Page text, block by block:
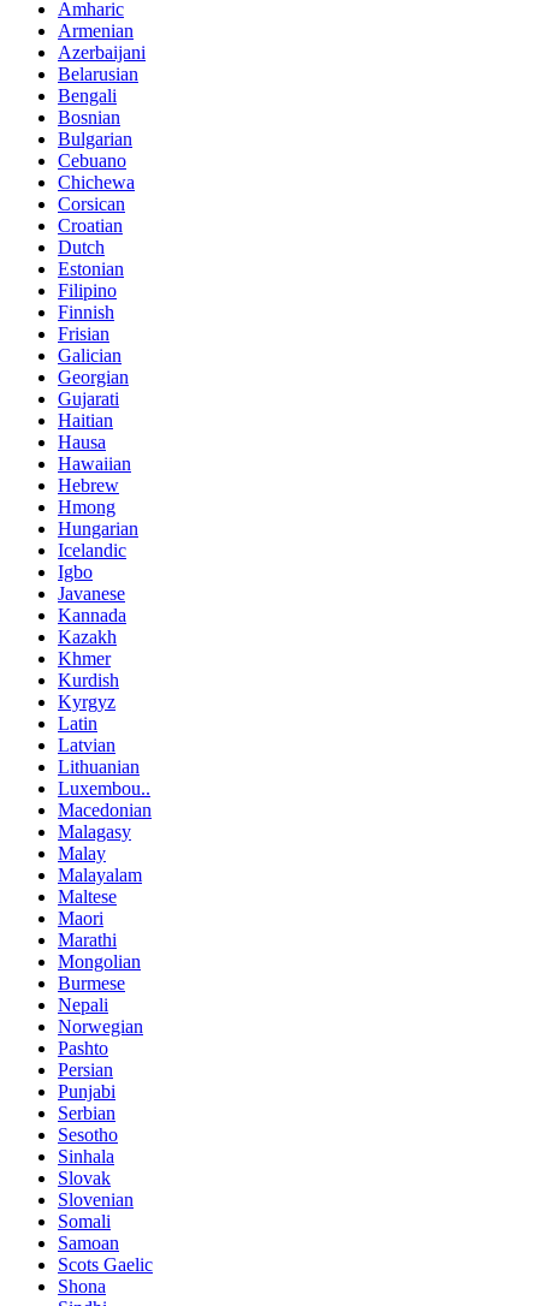
Amharic
Armenian
Azerbaijani
Belarusian
Bengali
Bosnian
Bulgarian
Cebuano
Chichewa
Corsican
Croatian
Dutch
Estonian
Filipino
Finnish
Frisian
Galician
Georgian
Gujarati
Haitian
Hausa
Hawaiian
Hebrew
Hmong
Hungarian
Icelandic
Igbo
Javanese
Kannada
Kazakh
Khmer
Kurdish
Kyrgyz
Latin
Latvian
Lithuanian
Luxembou..
Macedonian
Malagasy
Malay
Malayalam
Maltese
Maori
Marathi
Mongolian
Burmese
Nepali
Norwegian
Pashto
Persian
Punjabi
Serbian
Sesotho
Sinhala
Slovak
Slovenian
Somali
Samoan
Scots Gaelic
Shona